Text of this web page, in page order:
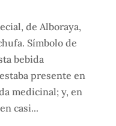
de Alboraya,
Símbolo de
bebida
presente en
medicinal; y, en
casi...